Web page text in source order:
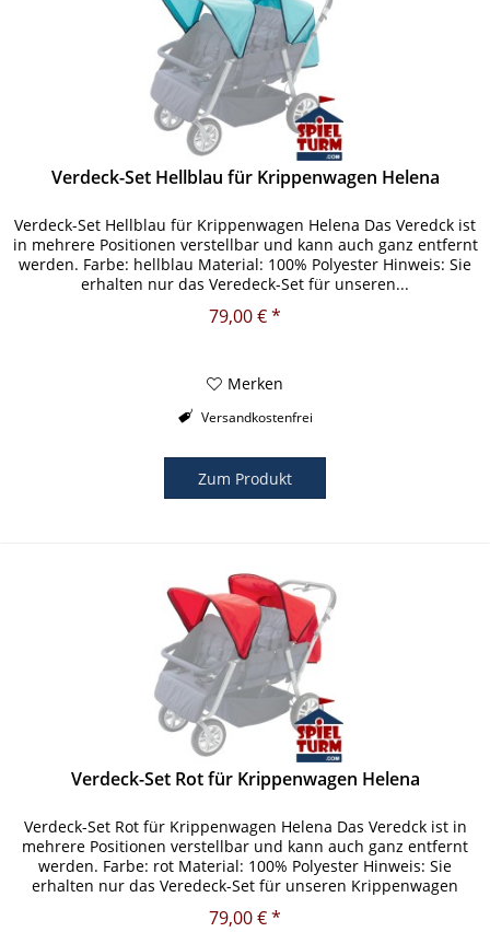
Verdeck-Set Hellblau für Krippenwagen Helena
Verdeck-Set Hellblau für Krippenwagen Helena Das Veredck ist
in mehrere Positionen verstellbar und kann auch ganz entfernt
werden. Farbe: hellblau Material: 100% Polyester Hinweis: Sie
erhalten nur das Veredeck-Set für unseren...
79,00 € *
Merken
Versandkostenfrei
Zum Produkt
Verdeck-Set Rot für Krippenwagen Helena
Verdeck-Set Rot für Krippenwagen Helena Das Veredck ist in
mehrere Positionen verstellbar und kann auch ganz entfernt
werden. Farbe: rot Material: 100% Polyester Hinweis: Sie
erhalten nur das Veredeck-Set für unseren Krippenwagen
Helena...
79,00 € *